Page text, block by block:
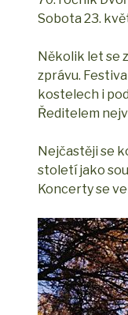
Sobota 23.
Několik let se
zprávu.
kostelech i
Ředitelem
Nejčastěji se
století jako
Koncerty se